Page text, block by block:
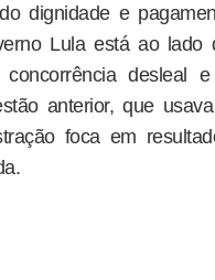
dignidade e
Lula está ao lado
desleal
anterior, que
foca em